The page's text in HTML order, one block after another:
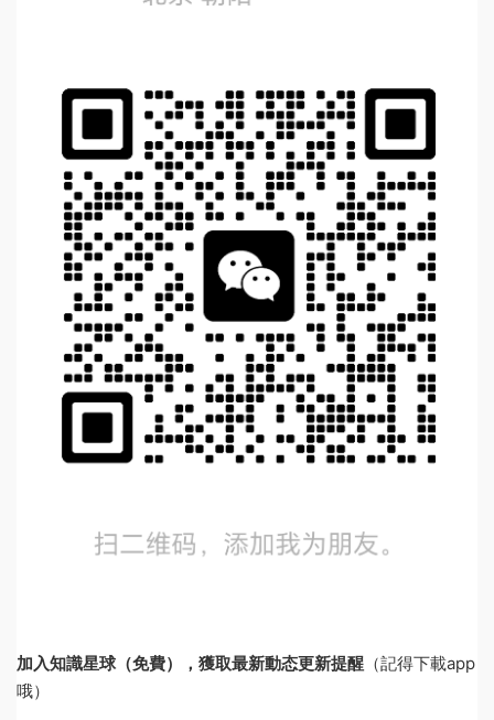
加入知識星球（免費），獲取最新動态更新提醒 （記得下載app
哦）